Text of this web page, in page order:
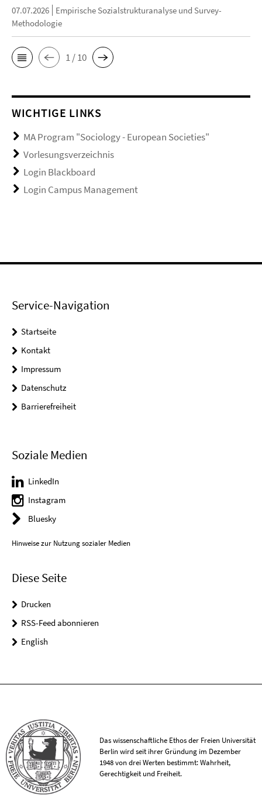
07.07.2026
Empirische Sozialstrukturanalyse und Survey-
Methodologie
1 / 10
WICHTIGE LINKS
MA Program "Sociology - European Societies"
Vorlesungsverzeichnis
Login Blackboard
Login Campus Management
Service-Navigation
Startseite
Kontakt
Impressum
Datenschutz
Barrierefreiheit
Soziale Medien
LinkedIn
Instagram
Bluesky
Hinweise zur Nutzung sozialer Medien
Diese Seite
Drucken
RSS-Feed abonnieren
English
Das wissenschaftliche Ethos der Freien Universität
Berlin wird seit ihrer Gründung im Dezember
1948 von drei Werten bestimmt: Wahrheit,
Gerechtigkeit und Freiheit.